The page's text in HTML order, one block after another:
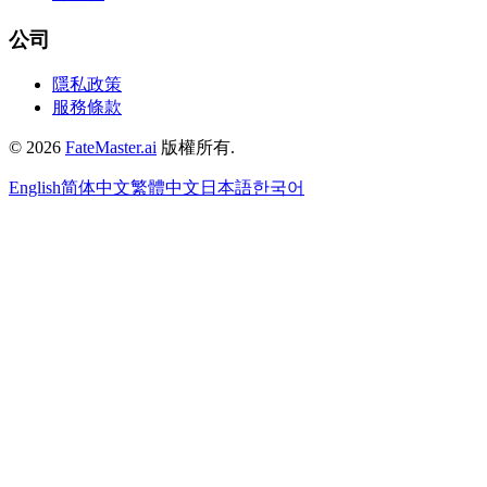
公司
隱私政策
服務條款
© 2026 FateMaster.ai 版權所有.
English简体中文繁體中文 日本語한국어